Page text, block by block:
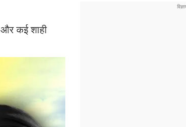
और कई शाही